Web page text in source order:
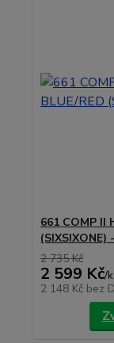
661 COMP II
(SIXSIXONE)
2 735 Kč
2 599 Kč/
2 148 Kč bez